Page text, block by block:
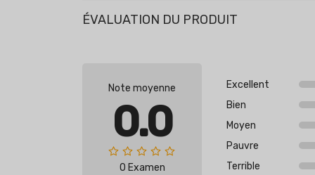
ÉVALUATION DU PRODUIT
Note moyenne
0.0
0 Examen
Excellent
Bien
Moyen
Pauvre
Terrible